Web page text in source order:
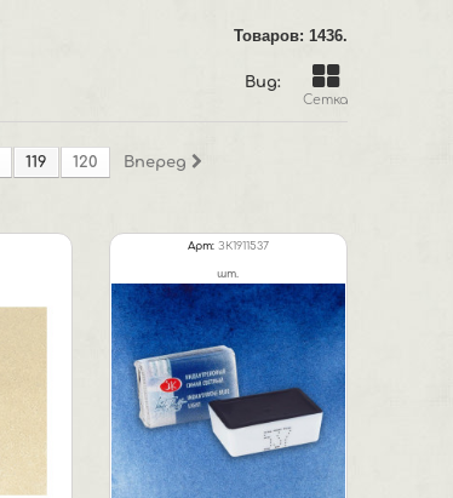
Товаров: 1436.
Вид:
Сетка
119 120 Вперед
Арт: ЗК1911537
шт.